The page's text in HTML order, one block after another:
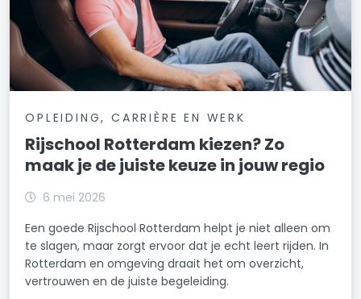
OPLEIDING, CARRIÈRE EN WERK
Rijschool Rotterdam kiezen? Zo
maak je de juiste keuze in jouw regio
6 mei 2026
Een goede Rijschool Rotterdam helpt je niet alleen om
te slagen, maar zorgt ervoor dat je echt leert rijden. In
Rotterdam en omgeving draait het om overzicht,
vertrouwen en de juiste begeleiding.